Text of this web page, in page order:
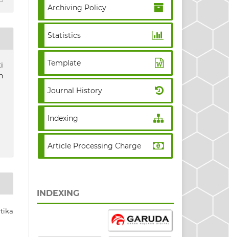
Archiving Policy
Statistics
Template
Journal History
Indexing
Article Processing Charge
INDEXING